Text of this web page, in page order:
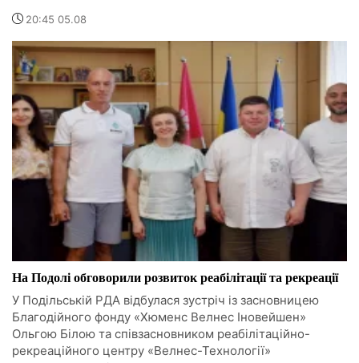
20:45 05.08
На Подолі обговорили розвиток реабілітації та рекреації
У Подільській РДА відбулася зустріч із засновницею
Благодійного фонду «Хюменс Велнес Іновейшен»
Ольгою Білою та співзасновником реабілітаційно-
рекреаційного центру «Велнес-Технології»